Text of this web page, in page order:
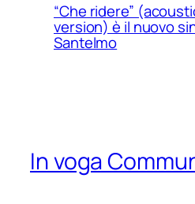
“Che ridere”
version) è il nuovo
Santelmo
In voga